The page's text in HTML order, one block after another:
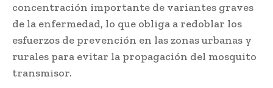
concentración importante de variantes graves
de la enfermedad, lo que obliga a redoblar los
esfuerzos de prevención en las zonas urbanas y
rurales para evitar la propagación del mosquito
transmisor.